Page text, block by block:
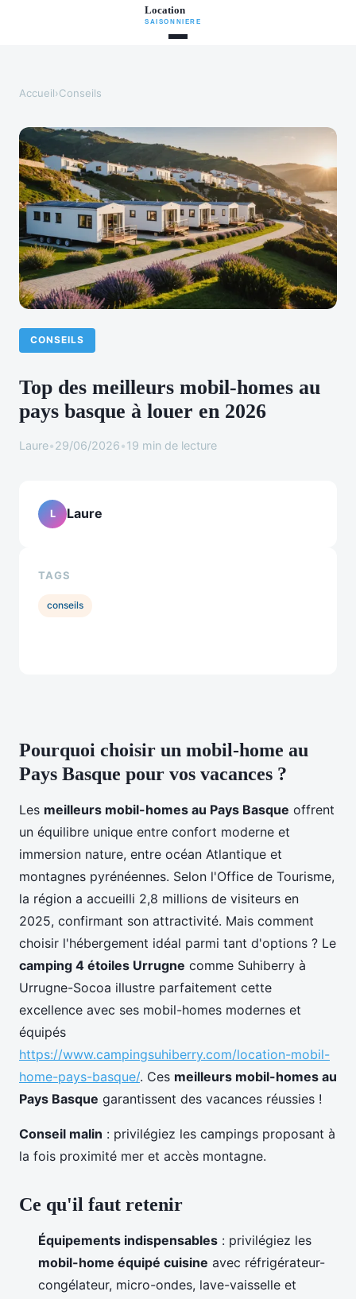
Accueil›Conseils
CONSEILS
Top des meilleurs mobil-homes au
pays basque à louer en 2026
Laure•29/06/2026•19 min de lecture
Pourquoi choisir un mobil-home au
Pays Basque pour vos vacances ?
Les meilleurs mobil-homes au Pays Basque offrent
un équilibre unique entre confort moderne et
immersion nature, entre océan Atlantique et
montagnes pyrénéennes. Selon l'Office de Tourisme,
la région a accueilli 2,8 millions de visiteurs en
2025, confirmant son attractivité. Mais comment
choisir l'hébergement idéal parmi tant d'options ? Le
camping 4 étoiles Urrugne comme Suhiberry à
Urrugne-Socoa illustre parfaitement cette
excellence avec ses mobil-homes modernes et
équipés
https://www.campingsuhiberry.com/location-mobil-
home-pays-basque/. Ces meilleurs mobil-homes au
Pays Basque garantissent des vacances réussies !
Conseil malin : privilégiez les campings proposant à
la fois proximité mer et accès montagne.
Ce qu'il faut retenir
Équipements indispensables : privilégiez les
mobil-home équipé cuisine avec réfrigérateur-
congélateur, micro-ondes, lave-vaisselle et
L Laure
TAGS
conseils